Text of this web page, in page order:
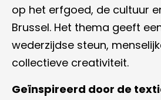
op het erfgoed, de cultuur
Brussel. Het thema geeft
wederzijdse steun,
collectieve creativiteit.
Geïnspireerd door de